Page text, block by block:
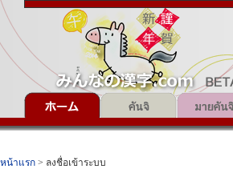
หน้าแรก > ลงชื่อเข้าระบบ